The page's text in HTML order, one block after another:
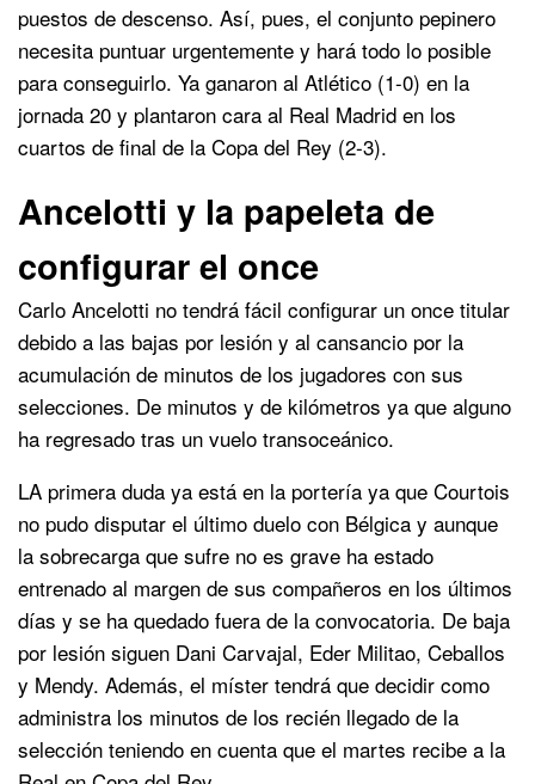
puestos de descenso. Así, pues, el conjunto pepinero
necesita puntuar urgentemente y hará todo lo posible
para conseguirlo. Ya ganaron al Atlético (1-0) en la
jornada 20 y plantaron cara al Real Madrid en los
cuartos de final de la Copa del Rey (2-3).
Ancelotti y la papeleta de
configurar el once
Carlo Ancelotti no tendrá fácil configurar un once titular
debido a las bajas por lesión y al cansancio por la
acumulación de minutos de los jugadores con sus
selecciones. De minutos y de kilómetros ya que alguno
ha regresado tras un vuelo transoceánico.
LA primera duda ya está en la portería ya que Courtois
no pudo disputar el último duelo con Bélgica y aunque
la sobrecarga que sufre no es grave ha estado
entrenado al margen de sus compañeros en los últimos
días y se ha quedado fuera de la convocatoria. De baja
por lesión siguen Dani Carvajal, Eder Militao, Ceballos
y Mendy. Además, el míster tendrá que decidir como
administra los minutos de los recién llegado de la
selección teniendo en cuenta que el martes recibe a la